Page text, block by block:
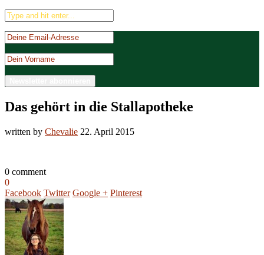
Das gehört in die Stallapotheke
written by Chevalie 22. April 2015
0 comment
0
Facebook Twitter Google + Pinterest